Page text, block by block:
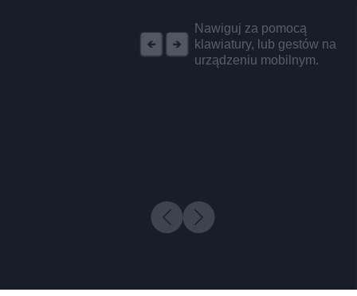
Nawiguj za pomocą
klawiatury, lub gestów na
urządzeniu mobilnym.